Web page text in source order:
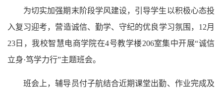
为切实加强期末阶段学风建设，引导学生以积极心态投
入复习迎考，营造诚信、勤学、守纪的优良学习氛围， 12月
23日，我校智慧电商学院在4号教学楼206室集中开展“诚信
立身·笃学力行”主题班会。
班会上，辅导员付子航结合近期课堂出勤、作业完成及